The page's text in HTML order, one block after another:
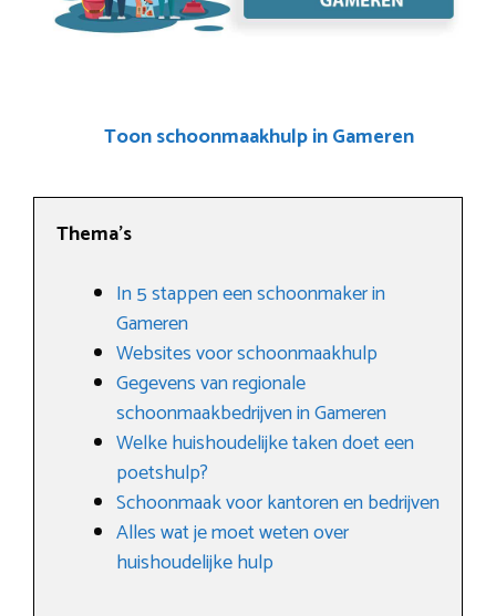
Toon schoonmaakhulp in Gameren
Thema’s
In 5 stappen een schoonmaker in
Gameren
Websites voor schoonmaakhulp
Gegevens van regionale
schoonmaakbedrijven in Gameren
Welke huishoudelijke taken doet een
poetshulp?
Schoonmaak voor kantoren en bedrijven
Alles wat je moet weten over
huishoudelijke hulp